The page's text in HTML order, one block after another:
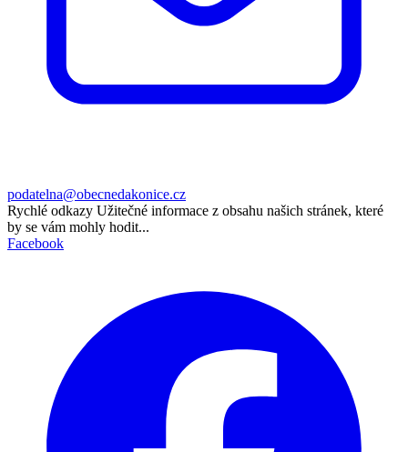
podatelna@obecnedakonice.cz
Rychlé odkazy Užitečné informace z obsahu našich stránek, které
by se vám mohly hodit...
Facebook